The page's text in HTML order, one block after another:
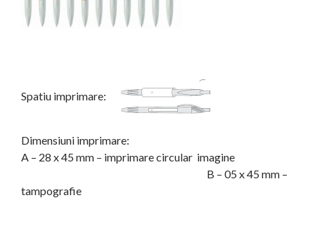
Spatiu imprimare:
Dimensiuni imprimare:
A – 28 x 45 mm – imprimare circular imagine
B – 05 x 45 mm –
tampografie